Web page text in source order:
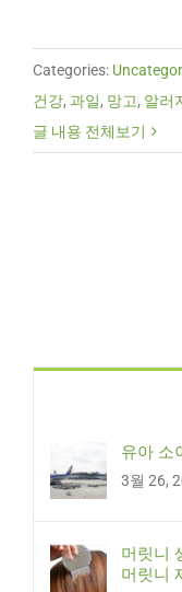
Categories:
건강, 과일, 망고, 알러
글 내용 전체보기
유아 소
3월 26,
머릿니
머릿니